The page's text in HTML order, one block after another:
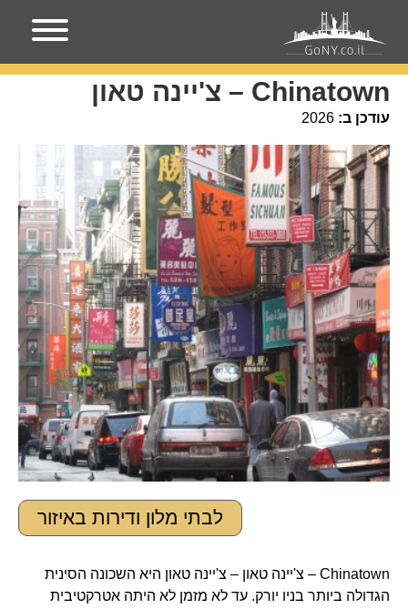
עמוד הבית מקומות בניו-יורק
Chinatown – צ'יינה טאון
עודכן ב: 2026
לבתי מלון ודירות באיזור
Chinatown – צ'יינה טאון – צ'יינה טאון היא השכונה הסינית
הגדולה ביותר בניו יורק. עד לא מזמן לא היתה אטרקטיבית